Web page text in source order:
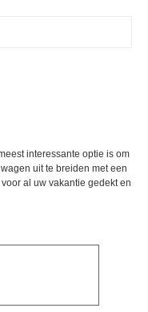
interessante optie is om
uit te breiden met een
al uw vakantie gedekt en